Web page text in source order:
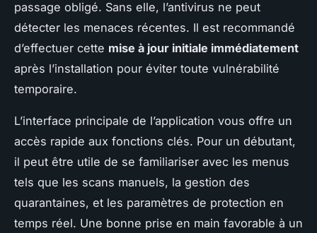
passage obligé. Sans elle, l’antivirus ne peut
détecter les menaces récentes. Il est recommandé
d’effectuer cette mise à jour initiale immédiatement
après l’installation pour éviter toute vulnérabilité
temporaire.
L’interface principale de l’application vous offre un
accès rapide aux fonctions clés. Pour un débutant,
il peut être utile de se familiariser avec les menus
tels que les scans manuels, la gestion des
quarantaines, et les paramètres de protection en
temps réel. Une bonne prise en main favorable à un